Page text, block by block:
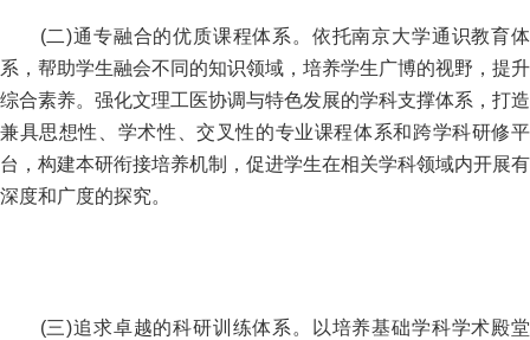
(二)通专融合的优质课程体系。依托南京大学通识教育体
系，帮助学生融会不同的知识领域，培养学生广博的视野，提升
综合素养。强化文理工医协调与特色发展的学科支撑体系，打造
兼具思想性、学术性、交叉性的专业课程体系和跨学科研修平
台，构建本研衔接培养机制，促进学生在相关学科领域内开展有
深度和广度的探究。
(三)追求卓越的科研训练体系。以培养基础学科学术殿堂